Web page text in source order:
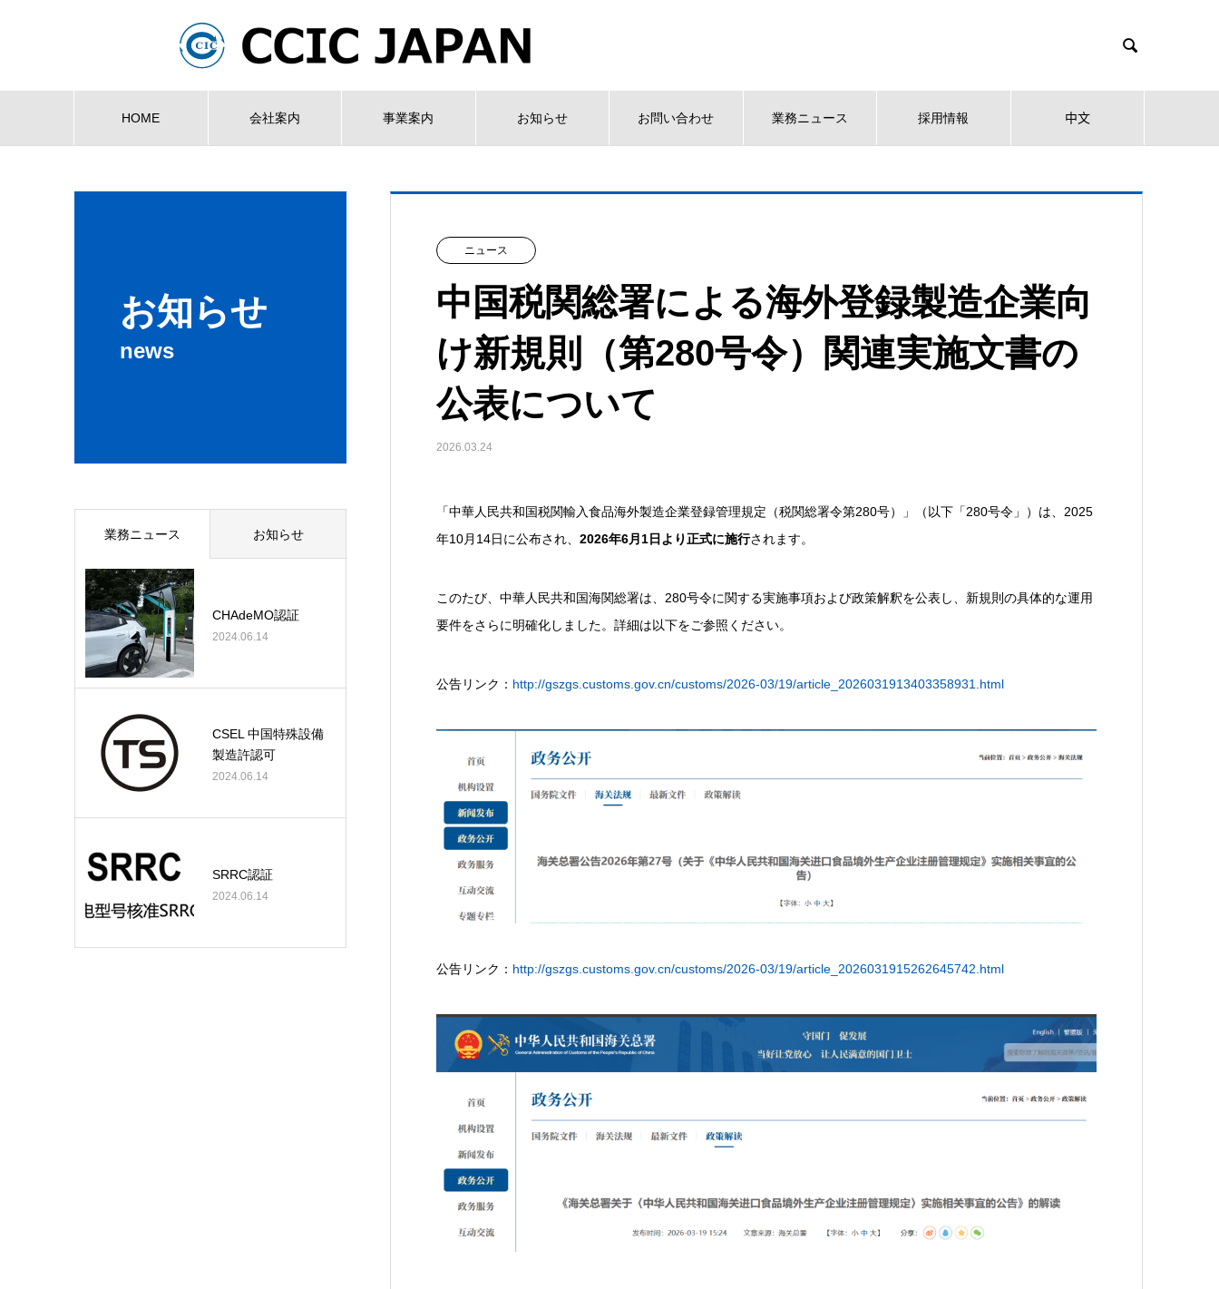

HOME 会社案内 事業案内 お知らせ お問い合わせ 業務ニュース 採用情報 中文
お知らせ
news
ニュース
中国税関総署による海外登録製造企業向
け新規則（第280号令）関連実施文書の
公表について
2026.03.24
「中華人民共和国税関輸入食品海外製造企業登録管理規定（税関総署令第280号）」（以下「280号令」）は、2025
年10月14日に公布され、 2026年6月1日より正式に施行されます。
このたび、中華人民共和国海関総署は、280号令に関する実施事項および政策解釈を公表し、新規則の具体的な運用
要件をさらに明確化しました。詳細は以下をご参照ください。
公告リンク： http://gszgs.customs.gov.cn/customs/2026-03/19/article_2026031913403358931.html
公告リンク ： http://gszgs.customs.gov.cn/customs/2026-03/19/article_2026031915262645742.html
業務ニュース お知らせ
CHAdeMO認証
2024.06.14
CSEL 中国特殊設備
製造許認可
2024.06.14
SRRC認証
2024.06.14